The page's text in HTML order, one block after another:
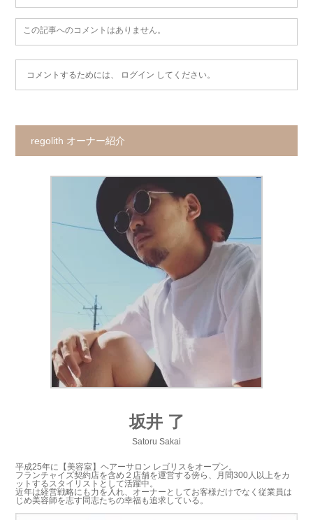
この記事へのコメントはありません。
コメントするためには、 ログイン してください。
regolith オーナー紹介
坂井 了
Satoru Sakai
平成25年に【美容室】ヘアーサロン レゴリスをオープン。
フランチャイズ契約店を含め２店舗を運営する傍ら、月間300人以上をカ
ットするスタイリストとして活躍中。
近年は経営戦略にも力を入れ、オーナーとしてお客様だけでなく従業員は
じめ美容師を志す同志たちの幸福も追求している。